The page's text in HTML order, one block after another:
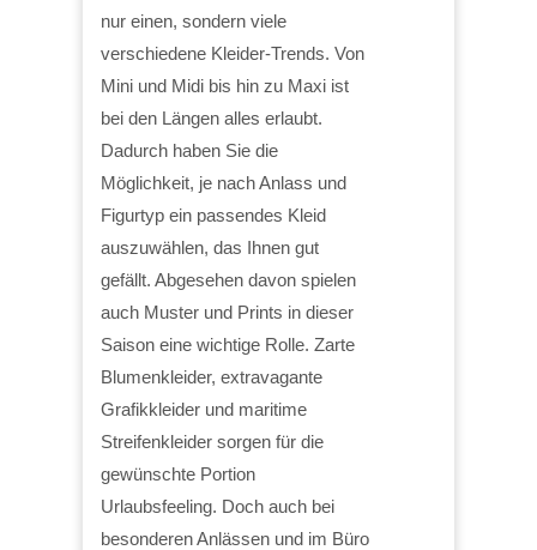
nur einen, sondern viele
verschiedene Kleider-Trends. Von
Mini und Midi bis hin zu Maxi ist
bei den Längen alles erlaubt.
Dadurch haben Sie die
Möglichkeit, je nach Anlass und
Figurtyp ein passendes Kleid
auszuwählen, das Ihnen gut
gefällt. Abgesehen davon spielen
auch Muster und Prints in dieser
Saison eine wichtige Rolle. Zarte
Blumenkleider, extravagante
Grafikkleider und maritime
Streifenkleider sorgen für die
gewünschte Portion
Urlaubsfeeling. Doch auch bei
besonderen Anlässen und im Büro